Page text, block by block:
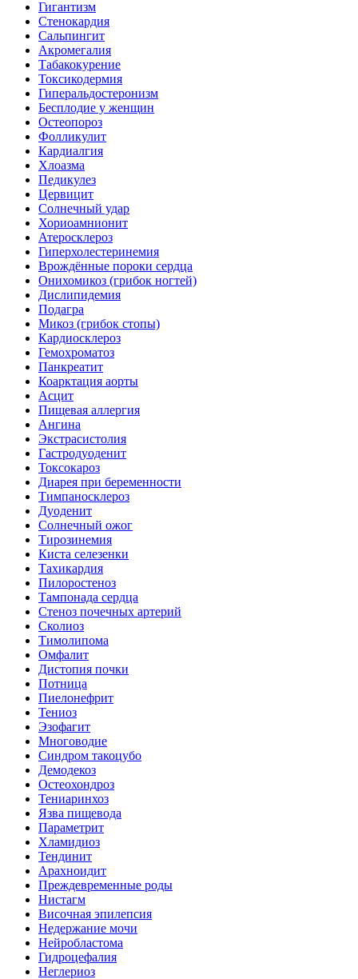
Гигантизм
Стенокардия
Сальпингит
Акромегалия
Табакокурение
Токсикодермия
Гиперальдостеронизм
Бесплодие у женщин
Остеопороз
Фолликулит
Кардиалгия
Хлоазма
Педикулез
Цервицит
Солнечный удар
Хориоамнионит
Атеросклероз
Гиперхолестеринемия
Врождённые пороки сердца
Онихомикоз (грибок ногтей)
Дислипидемия
Подагра
Микоз (грибок стопы)
Кардиосклероз
Гемохроматоз
Панкреатит
Коарктация аорты
Асцит
Пищевая аллергия
Ангина
Экстрасистолия
Гастродуоденит
Токсокароз
Диарея при беременности
Тимпаносклероз
Дуоденит
Солнечный ожог
Тирозинемия
Киста селезенки
Тахикардия
Пилоростеноз
Тампонада сердца
Стеноз почечных артерий
Сколиоз
Тимолипома
Омфалит
Дистопия почки
Потница
Пиелонефрит
Тениоз
Эзофагит
Многоводие
Синдром такоцубо
Демодекоз
Остеохондроз
Тениаринхоз
Язва пищевода
Параметрит
Хламидиоз
Тендинит
Арахноидит
Преждевременные роды
Нистагм
Височная эпилепсия
Недержание мочи
Нейробластома
Гидроцефалия
Неглериоз